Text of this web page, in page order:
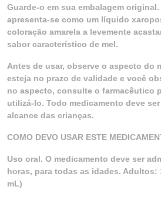
Guarde-o em sua embalagem original.
apresenta-se como um líquido
coloração amarela a levemente
sabor característico de mel.
Antes de usar, observe o aspecto do
esteja no prazo de validade e você
no aspecto, consulte o farmacêutico
utilizá-lo. Todo medicamento deve
alcance das crianças.
COMO DEVO USAR ESTE
Uso oral. O medicamento deve ser
horas, para todas as idades.
mL)